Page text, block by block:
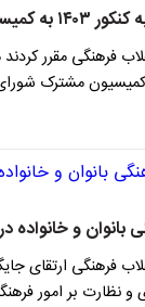
ارجاع شد
فرهنگی مقرر کردند
بانوان و خانواده
فرهنگی ارتقای
و نظارت بر امور